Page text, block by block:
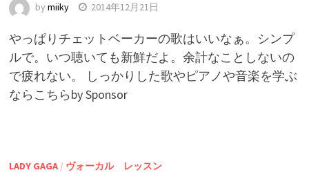
by miiky 2014年12月21日
やっぱりチェットベーカーの歌はいいなぁ。シンプ
ルで。いつ聴いても新鮮だよ。余計なことしないの
で疲れない。 しっかりした歌やピアノや音楽を学ぶ
ならこちらby Sponsor
LADY GAGA/ ヴォーカル レッスン